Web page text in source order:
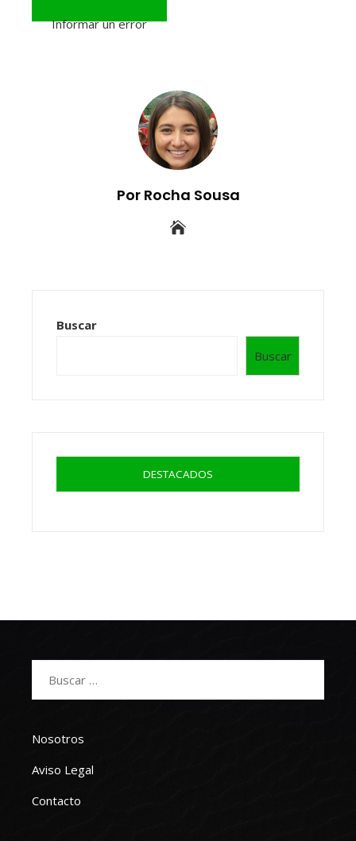
Informar un error
Por Rocha Sousa
Buscar
Buscar
DESTACADOS
Nosotros
Aviso Legal
Contacto